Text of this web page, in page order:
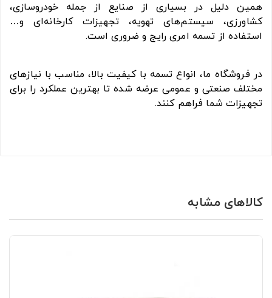
همین دلیل در بسیاری از صنایع از جمله خودروسازی،
کشاورزی، سیستم‌های تهویه، تجهیزات کارخانه‌ای و…
استفاده از تسمه امری رایج و ضروری است.
در فروشگاه ما، انواع تسمه با کیفیت بالا، مناسب با نیازهای
مختلف صنعتی و عمومی عرضه شده تا بهترین عملکرد را برای
تجهیزات شما فراهم کنند.
کالاهای مشابه